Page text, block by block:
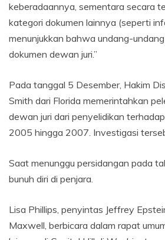
keberadaannya, sementara secara
kategori dokumen lainnya (seperti
menunjukkan bahwa undang-
dokumen dewan juri.”
Pada tanggal 5 Desember, Hakim
Smith dari Florida memerintahkan
dewan juri dari penyelidikan
2005 hingga 2007. Investigasi
Saat menunggu persidangan pada
bunuh diri di penjara.
Lisa Phillips, penyintas Jeffrey
Maxwell, berbicara dalam rapat